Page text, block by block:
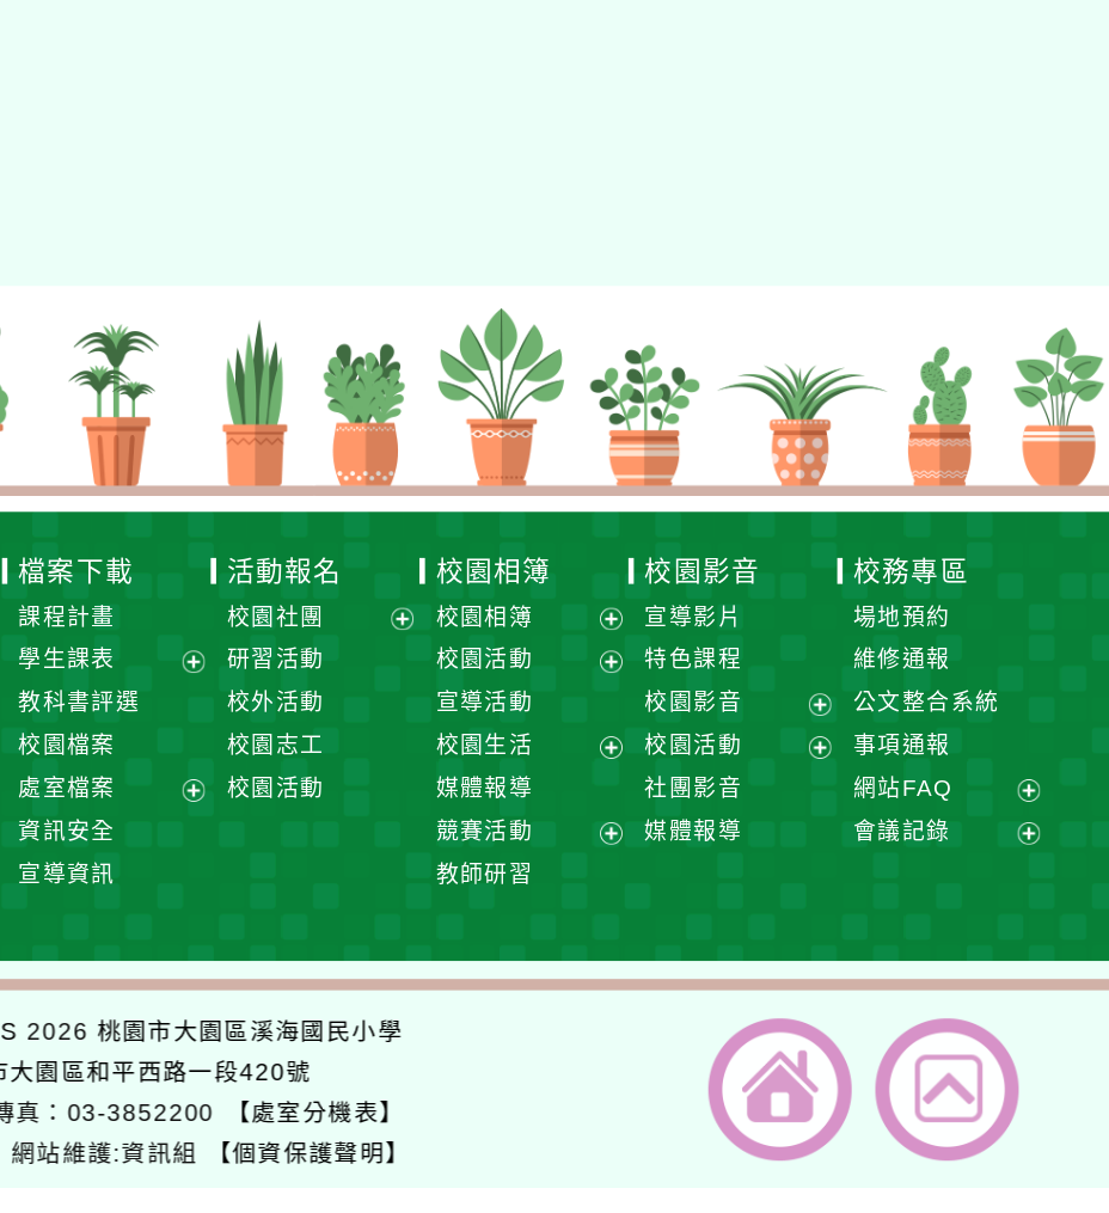
檔案下載
課程計畫
學生課表
單
教科書評選
校園檔案
處室檔案
資訊安全
宣導資訊
活動報名
校園社團
研習活動
校外活動
校園志工
校園活動
校園相簿
校園相簿
展
開
單
校園活動
選
宣導活動
校園生活
選
媒體報導
競賽活動
單
教師研習
校園影音
宣導影片
特色課程
校園影音
展
校園活動
社團影音
媒體報導
校務專區
場地預約
維修通報
公文整合系統
事項通報
網站FAQ
展
開
會議記錄
單
2026桃園市大園區溪海國民小學
園區和平西路一段420號
真：03-3852200
【處室分機表】
網站維護:資訊組 【個資保護聲明】